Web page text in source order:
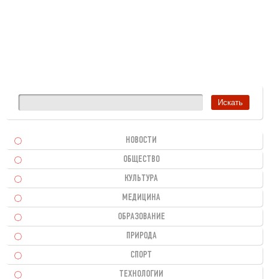
НОВОСТИ
ОБЩЕСТВО
КУЛЬТУРА
МЕДИЦИНА
ОБРАЗОВАНИЕ
ПРИРОДА
СПОРТ
ТЕХНОЛОГИИ